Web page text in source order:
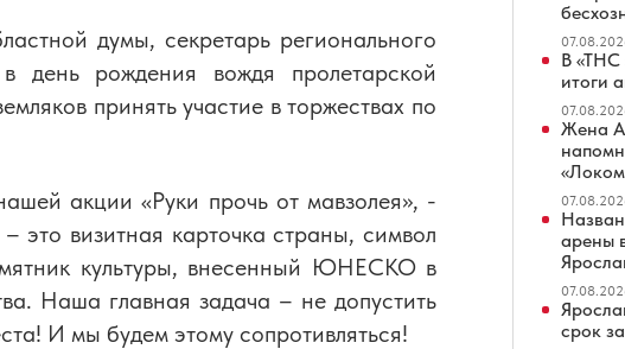
думы, секретарь регионального
рождения вождя пролетарской
принять участие в торжествах по
акции «Руки прочь от мавзолея», -
визитная карточка страны, символ
культуры, внесенный ЮНЕСКО в
Наша главная задача – не допустить
И мы будем этому сопротивляться!
В «ТНС
итоги
Жена
арены
срок